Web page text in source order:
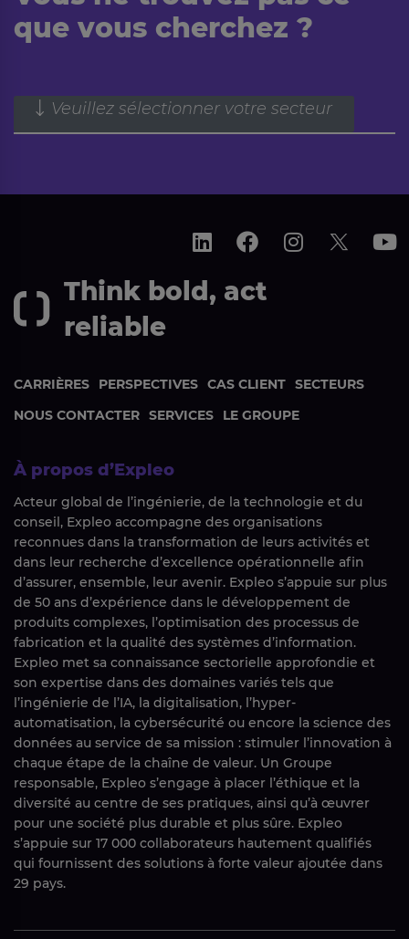
que vous cherchez ?
Veuillez sélectionner votre secteur
Think bold, act
reliable
CARRIÈRES PERSPECTIVES CAS CLIENT SECTEURS
NOUS CONTACTER SERVICES LE GROUPE
À propos d’Expleo
Acteur global de l’ingénierie, de la technologie et du
conseil, Expleo accompagne des organisations
reconnues dans la transformation de leurs activités et
dans leur recherche d’excellence opérationnelle afin
d’assurer, ensemble, leur avenir. Expleo s’appuie sur plus
de 50 ans d’expérience dans le développement de
produits complexes, l’optimisation des processus de
fabrication et la qualité des systèmes d’information.
Expleo met sa connaissance sectorielle approfondie et
son expertise dans des domaines variés tels que
l’ingénierie de l’IA, la digitalisation, l’hyper-
automatisation, la cybersécurité ou encore la science des
données au service de sa mission : stimuler l’innovation à
chaque étape de la chaîne de valeur. Un Groupe
responsable, Expleo s’engage à placer l’éthique et la
diversité au centre de ses pratiques, ainsi qu’à œuvrer
pour une société plus durable et plus sûre. Expleo
s’appuie sur 17 000 collaborateurs hautement qualifiés
qui fournissent des solutions à forte valeur ajoutée dans
29 pays.